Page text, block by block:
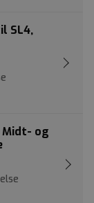
SL4,
og